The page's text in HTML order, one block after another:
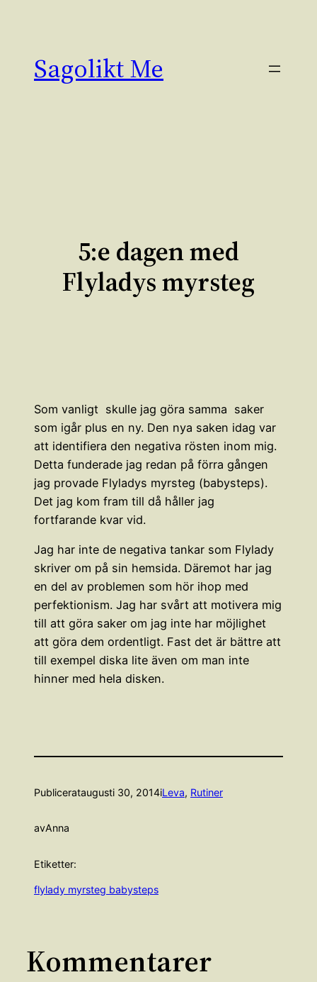
Sagolikt Me
5:e dagen med
Flyladys myrsteg
Som vanligt skulle jag göra samma saker
som igår plus en ny. Den nya saken idag var
att identifiera den negativa rösten inom mig.
Detta funderade jag redan på förra gången
jag provade Flyladys myrsteg (babysteps).
Det jag kom fram till då håller jag
fortfarande kvar vid.
Jag har inte de negativa tankar som Flylady
skriver om på sin hemsida. Däremot har jag
en del av problemen som hör ihop med
perfektionism. Jag har svårt att motivera mig
till att göra saker om jag inte har möjlighet
att göra dem ordentligt. Fast det är bättre att
till exempel diska lite även om man inte
hinner med hela disken.
Publicerataugusti 30, 2014iLeva, Rutiner
avAnna
Etiketter:
flylady myrsteg babysteps
Kommentarer